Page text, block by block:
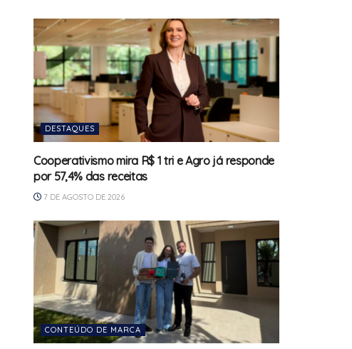
DESTAQUES
Cooperativismo mira R$ 1 tri e Agro já responde
por 57,4% das receitas
7 DE AGOSTO DE 2026
CONTEÚDO DE MARCA